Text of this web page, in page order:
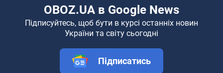
OBOZ.UA в Google News
Підписуйтесь, щоб бути в курсі останніх новин
України та світу сьогодні
Підписатись